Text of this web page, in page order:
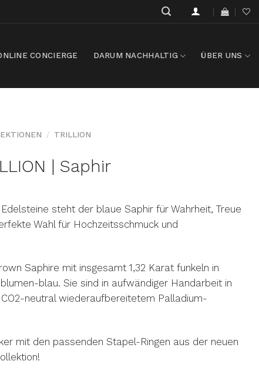
CONCIERGE DARUM NACHHALTIG ÜBER UNS
/ TRILLION
| Saphir
steht der blaue Saphir für Wahrheit, Treue
Wahl für Hochzeitsschmuck und
Saphire mit insgesamt 1,32 Karat funkeln in
blau. Sie sind in aufwändiger Handarbeit in
neutral wiederaufbereitetem Palladium-
mit den passenden Stapel-Ringen aus der neuen